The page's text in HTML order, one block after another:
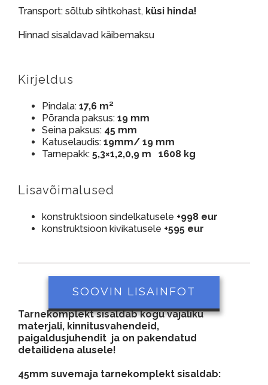
Transport: sõltub sihtkohast, küsi hinda!
Hinnad sisaldavad käibemaksu
Kirjeldus
Pindala: 17,6 m²
Põranda paksus: 19 mm
Seina paksus: 45 mm
Katuselaudis: 19mm/ 19 mm
Tarnepakk: 5,3×1,2,0,9 m 1608 kg
Lisavõimalused
konstruktsioon sindelkatusele +998 eur
konstruktsioon kivikatusele +595 eur
SOOVIN LISAINFOT
Tarnekomplekt sisaldab kogu vajaliku
materjali, kinnitusvahendeid,
paigaldusjuhendit ja on pakendatud
detailidena alusele!
45mm suvemaja tarnekomplekt sisaldab: